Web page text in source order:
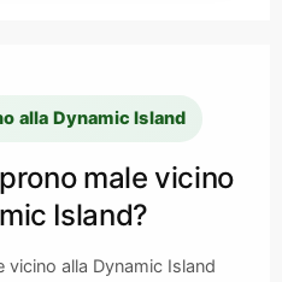
alla Dynamic Island
male vicino
Island?
vicino alla Dynamic Island